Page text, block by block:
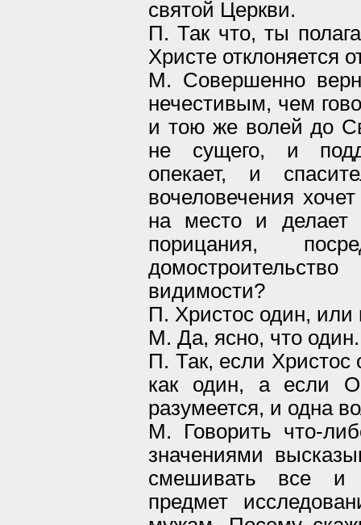
святой Церкви.
П. Так что, ты
Христе отклоняется
М. Совершенно
нечестивым, чем
и тою же волей до
не сущего, и
опекает, и
вочеловечения
на место и делает
порицания,
видимости?
П. Христос один, или
М. Да, ясно, что один.
П. Так, если Христос
как один, а если
разумеется, и одна
М. Говорить что-
значениями
смешивать все и
предмет